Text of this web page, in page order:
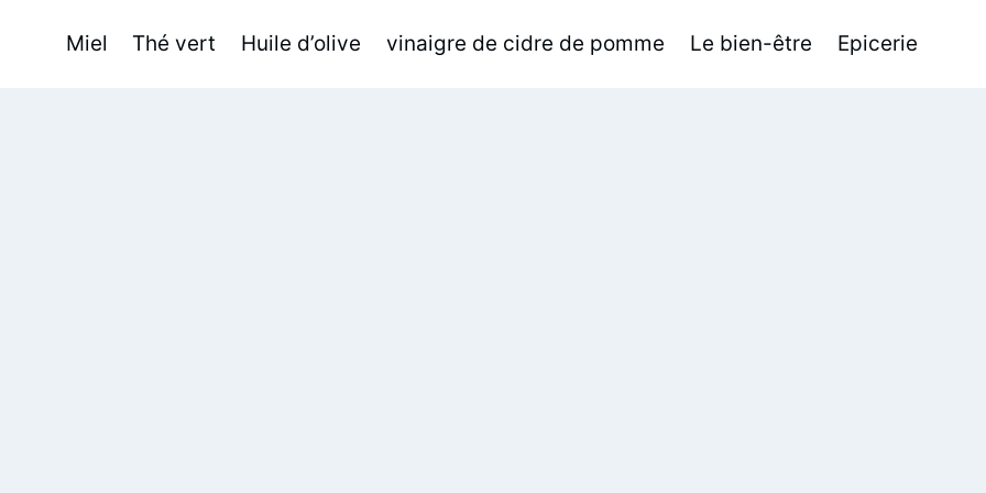
Miel Thé vert Huile d’olive vinaigre de cidre de pomme Le bien-être Epicerie